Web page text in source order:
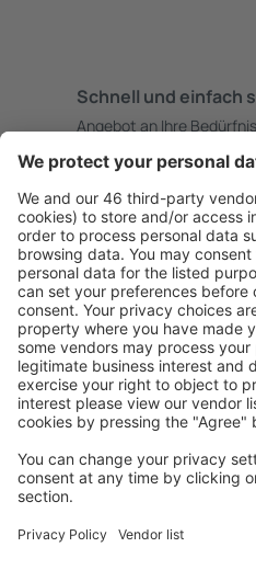
Schnell und einfach
Angebot an Ihre
Sicher planen
Buchen ohne Sorgen mit
Stornierungsoption.
Mehr sparen
Attraktive Preise und
Benutzer.
Unterkünfte, die Sie
Wählen Sie aus über 1,3
Meist gesuchte Hotels